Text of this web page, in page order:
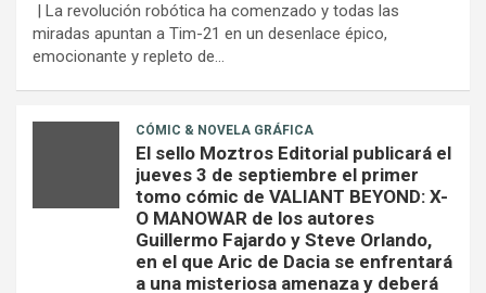
| La revolución robótica ha comenzado y todas las
miradas apuntan a Tim-21 en un desenlace épico,
emocionante y repleto de…
CÓMIC & NOVELA GRÁFICA
El sello Moztros Editorial publicará el
jueves 3 de septiembre el primer
tomo cómic de VALIANT BEYOND: X-
O MANOWAR de los autores
Guillermo Fajardo y Steve Orlando,
en el que Aric de Dacia se enfrentará
a una misteriosa amenaza y deberá